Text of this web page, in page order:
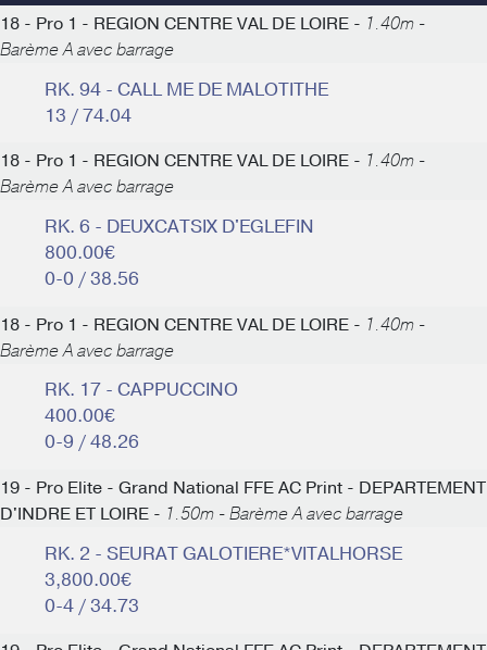
18 - Pro 1 - REGION CENTRE VAL DE LOIRE - 1.40m -
Barème A avec barrage
RK. 94 - CALL ME DE MALOTITHE
13 / 74.04
18 - Pro 1 - REGION CENTRE VAL DE LOIRE - 1.40m -
Barème A avec barrage
RK. 6 - DEUXCATSIX D'EGLEFIN
800.00€
0-0 / 38.56
18 - Pro 1 - REGION CENTRE VAL DE LOIRE - 1.40m -
Barème A avec barrage
RK. 17 - CAPPUCCINO
400.00€
0-9 / 48.26
19 - Pro Elite - Grand National FFE AC Print - DEPARTEMENT
D'INDRE ET LOIRE - 1.50m - Barème A avec barrage
RK. 2 - SEURAT GALOTIERE*VITALHORSE
3,800.00€
0-4 / 34.73